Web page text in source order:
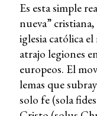
Es esta simple
nueva”
iglesia católica
atrajo legiones
europeos. El
lemas que
solo fe (sola